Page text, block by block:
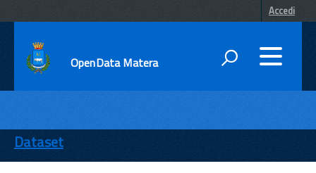
Accedi
OpenData Matera
ENTI
TEMI
Dataset